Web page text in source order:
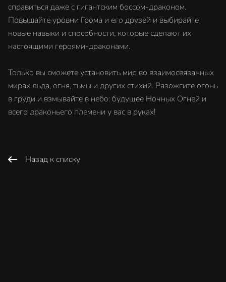
справиться даже с гигантским боссом-драконом.
Повышайте уровни Грома и его друзей и выбирайте
новые навыки и способности, которые сделают их
настоящими героями-драконами.
Только вы сможете установить мир во взаимосвязанных
мирах льда, огня, тьмы и других стихий. Разожгите огонь
в груди и взмывайте в небо: будущее Ночных Огней и
всего драконьего племени у вас в руках!
Назад к списку